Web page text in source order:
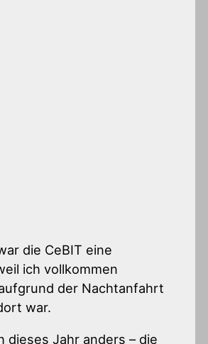
die CeBIT eine
ich vollkommen
der Nachtanfahrt
war.
dieses Jahr anders – die